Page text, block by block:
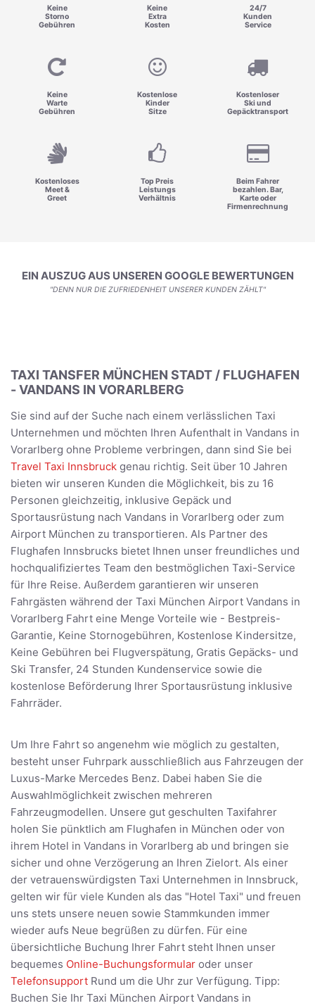
Keine
Storno
Gebühren
Keine
Extra
Kosten
24/7
Kunden
Service
Keine
Warte
Gebühren
Kostenlose
Kinder
Sitze
Kostenloser
Ski und
Gepäcktransport
Kostenloses
Meet &
Greet
Top Preis
Leistungs
Verhältnis
Beim Fahrer
bezahlen. Bar,
Karte oder
Firmenrechnung
EIN AUSZUG AUS UNSEREN GOOGLE BEWERTUNGEN
"DENN NUR DIE ZUFRIEDENHEIT UNSERER KUNDEN ZÄHLT"
TAXI TANSFER MÜNCHEN STADT / FLUGHAFEN
- VANDANS IN VORARLBERG
Sie sind auf der Suche nach einem verlässlichen Taxi
Unternehmen und möchten Ihren Aufenthalt in Vandans in
Vorarlberg ohne Probleme verbringen, dann sind Sie bei
Travel Taxi Innsbruck genau richtig. Seit über 10 Jahren
bieten wir unseren Kunden die Möglichkeit, bis zu 16
Personen gleichzeitig, inklusive Gepäck und
Sportausrüstung nach Vandans in Vorarlberg oder zum
Airport München zu transportieren. Als Partner des
Flughafen Innsbrucks bietet Ihnen unser freundliches und
hochqualifiziertes Team den bestmöglichen Taxi-Service
für Ihre Reise. Außerdem garantieren wir unseren
Fahrgästen während der Taxi München Airport Vandans in
Vorarlberg Fahrt eine Menge Vorteile wie - Bestpreis-
Garantie, Keine Stornogebühren, Kostenlose Kindersitze,
Keine Gebühren bei Flugverspätung, Gratis Gepäcks- und
Ski Transfer, 24 Stunden Kundenservice sowie die
kostenlose Beförderung Ihrer Sportausrüstung inklusive
Fahrräder.
Um Ihre Fahrt so angenehm wie möglich zu gestalten,
besteht unser Fuhrpark ausschließlich aus Fahrzeugen der
Luxus-Marke Mercedes Benz. Dabei haben Sie die
Auswahlmöglichkeit zwischen mehreren
Fahrzeugmodellen. Unsere gut geschulten Taxifahrer
holen Sie pünktlich am Flughafen in München oder von
ihrem Hotel in Vandans in Vorarlberg ab und bringen sie
sicher und ohne Verzögerung an Ihren Zielort. Als einer
der vetrauenswürdigsten Taxi Unternehmen in Innsbruck,
gelten wir für viele Kunden als das "Hotel Taxi" und freuen
uns stets unsere neuen sowie Stammkunden immer
wieder aufs Neue begrüßen zu dürfen. Für eine
übersichtliche Buchung Ihrer Fahrt steht Ihnen unser
bequemes Online-Buchungsformular oder unser
Telefonsupport Rund um die Uhr zur Verfügung. Tipp:
Buchen Sie Ihr Taxi München Airport Vandans in